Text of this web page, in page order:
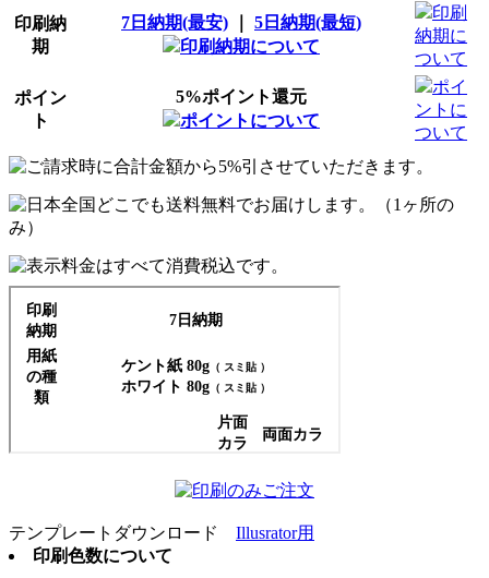
印刷納
期
7日納期(最安)
5日納期(最短)
印刷納期について
印刷
納期に
ついて
ポイン
ト
5%ポイント還元
ポイントについて
ポイ
ントに
ついて
テンプレートダウンロード Illusrator用
印刷色数について